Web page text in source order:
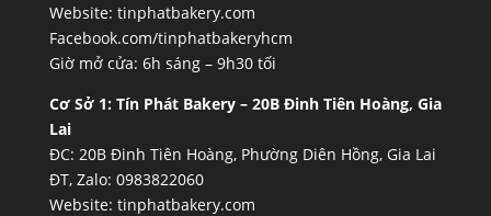
Website: tinphatbakery.com
Facebook.com/tinphatbakeryhcm
Giờ mở cửa: 6h sáng – 9h30 tối
Cơ Sở 1: Tín Phát Bakery – 20B Đinh Tiên Hoàng, Gia
Lai
ĐC: 20B Đinh Tiên Hoàng, Phường Diên Hồng, Gia Lai
ĐT, Zalo: 0983822060
Website: tinphatbakery.com